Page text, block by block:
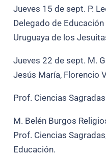
Jueves 15 de sept. P.
Delegado de
Uruguaya de los
Jueves 22 de sept. M.
Jesús María, Florencio
Prof. Ciencias
M. Belén Burgos
Prof. Ciencias
Educación.